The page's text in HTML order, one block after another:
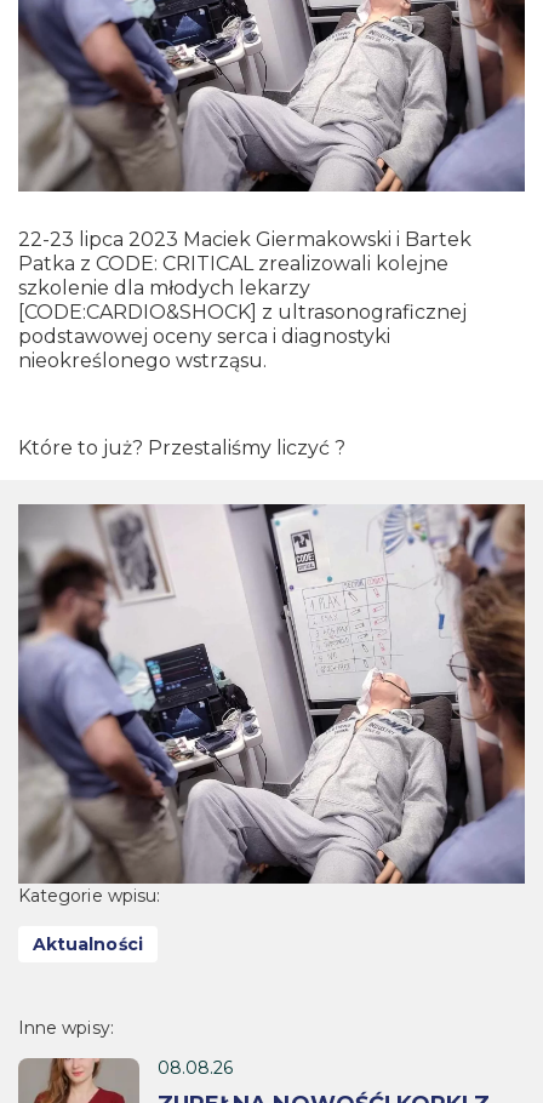
22-23 lipca 2023 Maciek Giermakowski i Bartek
Patka z CODE: CRITICAL zrealizowali kolejne
szkolenie dla młodych lekarzy
[CODE:CARDIO&SHOCK] z ultrasonograficznej
podstawowej oceny serca i diagnostyki
nieokreślonego wstrząsu.
Które to już? Przestaliśmy liczyć ?
Kategorie wpisu:
Aktualności
Inne wpisy:
08.08.26